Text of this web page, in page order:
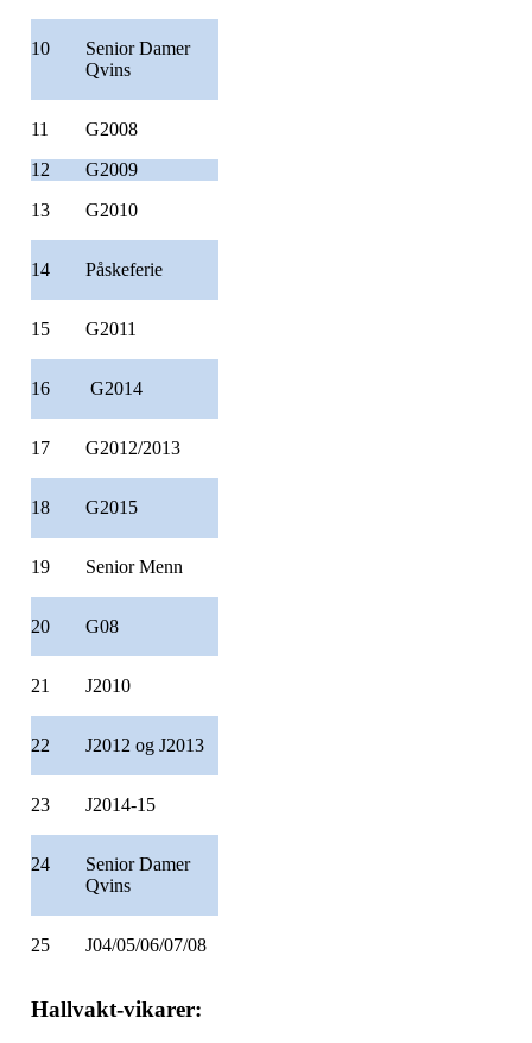
10
Senior Damer
Qvins
11
G2008
12
G2009
13
G2010
14 Påskeferie
15 G2011
16 G2014
17 G2012/2013
18 G2015
19 Senior Menn
20 G08
21 J2010
22 J2012 og J2013
23 J2014-15
24
Senior Damer
Qvins
25 J04/05/06/07/08
Hallvakt-vikarer: